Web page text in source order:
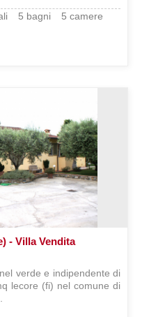
5 bagni 5 camere
- Villa Vendita
verde e indipendente di
lecore (fi) nel comune di